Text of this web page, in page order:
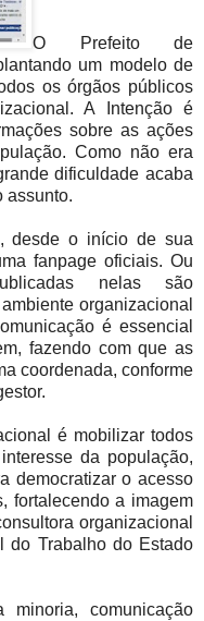
O Prefeito de
um modelo de
os órgãos públicos
A Intenção é
sobre as ações
Como não era
dificuldade acaba
assunto.
desde o início de sua
fanpage oficiais. Ou
nelas são
organizacional
é essencial
fazendo com que as
coordenada, conforme
é mobilizar todos
da população,
democratizar o acesso
fortalecendo a imagem
organizacional
do Trabalho do Estado
comunicação